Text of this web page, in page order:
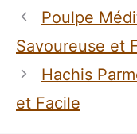
Poulpe
Savoureuse et
Hachis
et Facile